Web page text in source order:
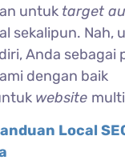
untuk target
sekalipun. Nah,
Anda sebagai
dengan baik
website
Local